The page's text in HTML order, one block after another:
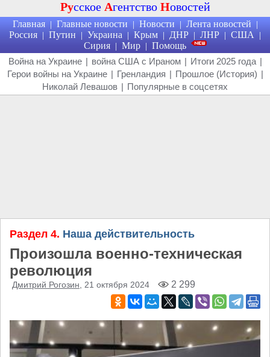
Русское Агентство Новостей
Главная | Главные новости | Новости | Лента новостей |
Россия | Путин | Украина | Крым | ДНР | ЛНР | США |
Сирия | Мир | Помощь
Война на Украине | война США с Ираном | Итоги 2025 года |
Герои войны на Украине | Гренландия | Прошлое (История) |
Николай Левашов | Популярные в соцсетях
Раздел 4. Наша действительность
Произошла военно-техническая
революция
Дмитрий Рогозин , 21 октября 2024 2 299